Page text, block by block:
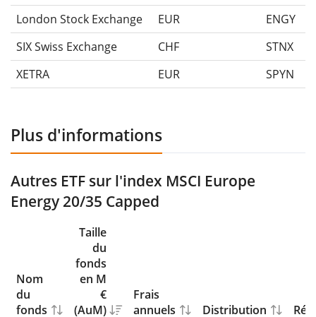
London Stock Exchange
EUR
ENGY
SIX Swiss Exchange
CHF
STNX
XETRA
EUR SPYN
Plus d'informations
Autres ETF sur l'index MSCI Europe
Energy 20/35 Capped
Nom
du
fonds
Taille
du
fonds
en M
€
(AuM)
Frais
annuels
Distribution